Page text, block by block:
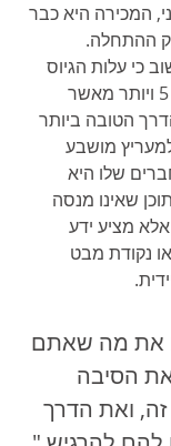
המכירה היא כבר
ההתחלה.
כי עלות הגיוס
של לקוח חדש יקרה פי 5 ויותר מאשר
הטובה ביותר
מושבע
שלו היא
שאינו מנסה
מציע ידע
נקודת מבט
את מה שאתם
הסיבה
ואת הדרך